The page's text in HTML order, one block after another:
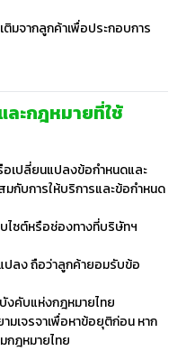
มจากลูกค้าเพื่อประกอบการ
ละกฎหมายที่ใช้
เปลี่ยนแปลงข้อกำหนดและ
มกับการให้บริการและข้อกำหนด
ไซต์หรือช่องทางที่บริษัทฯ
ปลง ถือว่าลูกค้ายอมรับข้อ
งคับแห่งกฎหมายไทย
เจรจาเพื่อหาข้อยุติก่อน หาก
กฎหมายไทย